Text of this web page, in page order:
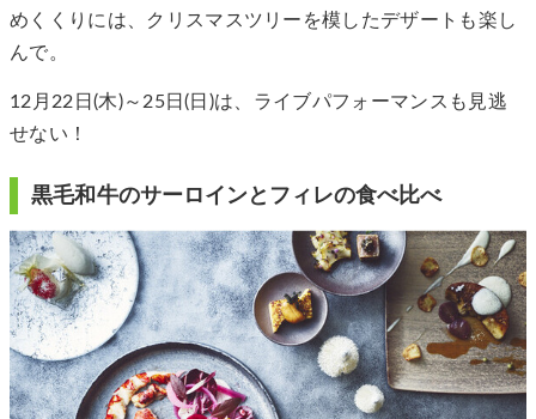
めくくりには、クリスマスツリーを模したデザートも楽し
んで。
12月22日(木)～25日(日)は、ライブパフォーマンスも見逃
せない！
黒毛和牛のサーロインとフィレの食べ比べ